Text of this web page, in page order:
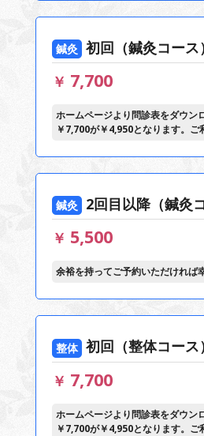
鍼灸 初回（鍼灸コース）
￥ 7,700
ホームページより問診表をダウン
鍼灸
2回目以降（鍼灸
￥ 5,500
余裕を持ってご予約いただければ
整体 初回（整体コース）
￥ 7,700
ホームページより問診表をダウン
￥7,700が￥4,950となります。ご